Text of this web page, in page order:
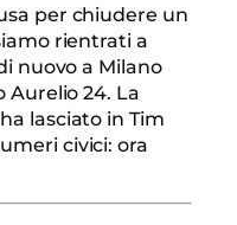
per chiudere un
rientrati a
nuovo a Milano
Aurelio 24. La
lasciato in Tim
civici: ora